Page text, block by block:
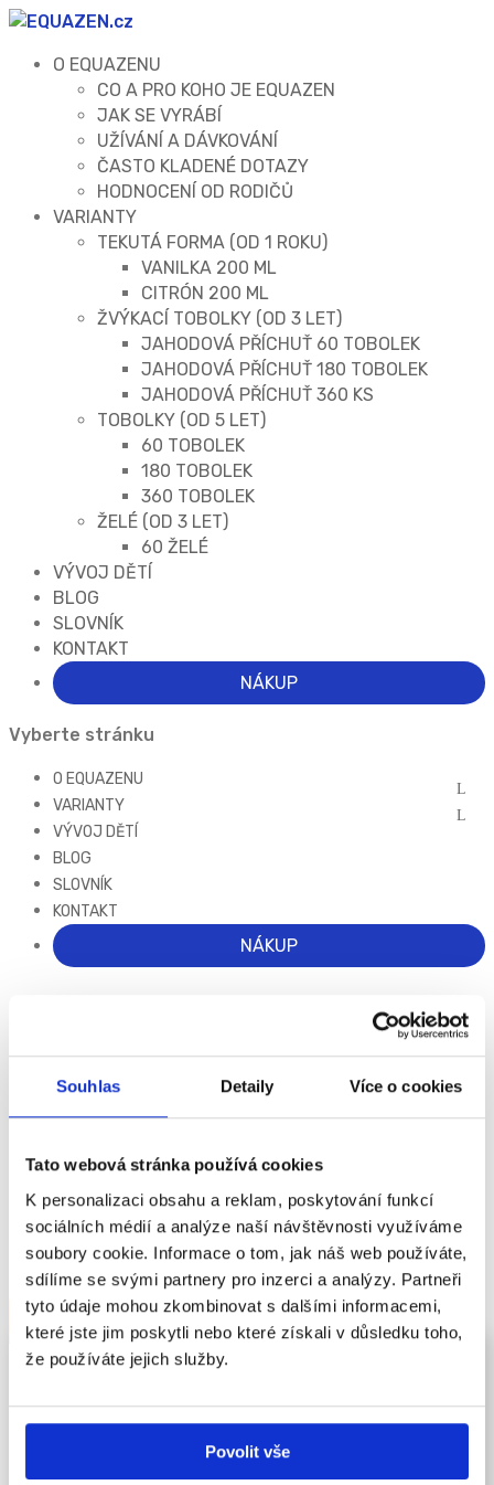
Souhlas Detaily Více o cookies
Tato webová stránka používá cookies
K personalizaci obsahu a reklam, poskytování funkcí
sociálních médií a analýze naší návštěvnosti využíváme
soubory cookie. Informace o tom, jak náš web používáte,
sdílíme se svými partnery pro inzerci a analýzy. Partneři
tyto údaje mohou zkombinovat s dalšími informacemi,
které jste jim poskytli nebo které získali v důsledku toho,
že používáte jejich služby.
Povolit vše
O EQUAZENU
CO A PRO KOHO JE EQUAZEN
JAK SE VYRÁBÍ
UŽÍVÁNÍ A DÁVKOVÁNÍ
ČASTO KLADENÉ DOTAZY
HODNOCENÍ OD RODIČŮ
VARIANTY
TEKUTÁ FORMA (OD 1 ROKU)
VANILKA 200 ML
CITRÓN 200 ML
ŽVÝKACÍ TOBOLKY (OD 3 LET)
JAHODOVÁ PŘÍCHUŤ 60 TOBOLEK
JAHODOVÁ PŘÍCHUŤ 180 TOBOLEK
JAHODOVÁ PŘÍCHUŤ 360 KS
TOBOLKY (OD 5 LET)
60 TOBOLEK
180 TOBOLEK
360 TOBOLEK
ŽELÉ (OD 3 LET)
60 ŽELÉ
VÝVOJ DĚTÍ
BLOG
SLOVNÍK
KONTAKT
NÁKUP
Vyberte stránku
O EQUAZENU
VARIANTY
VÝVOJ DĚTÍ
BLOG
SLOVNÍK
KONTAKT
NÁKUP
OBSAH SOUVISEJÍCÍ SE
ŠTÍTKEM
IMAGINACE